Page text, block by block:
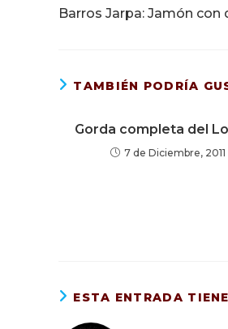
artículos
Barros Jarpa: Jamón
TAMBIÉN PODRÍA
Gorda completa del
7 de Diciembre, 2011
ESTA ENTRADA